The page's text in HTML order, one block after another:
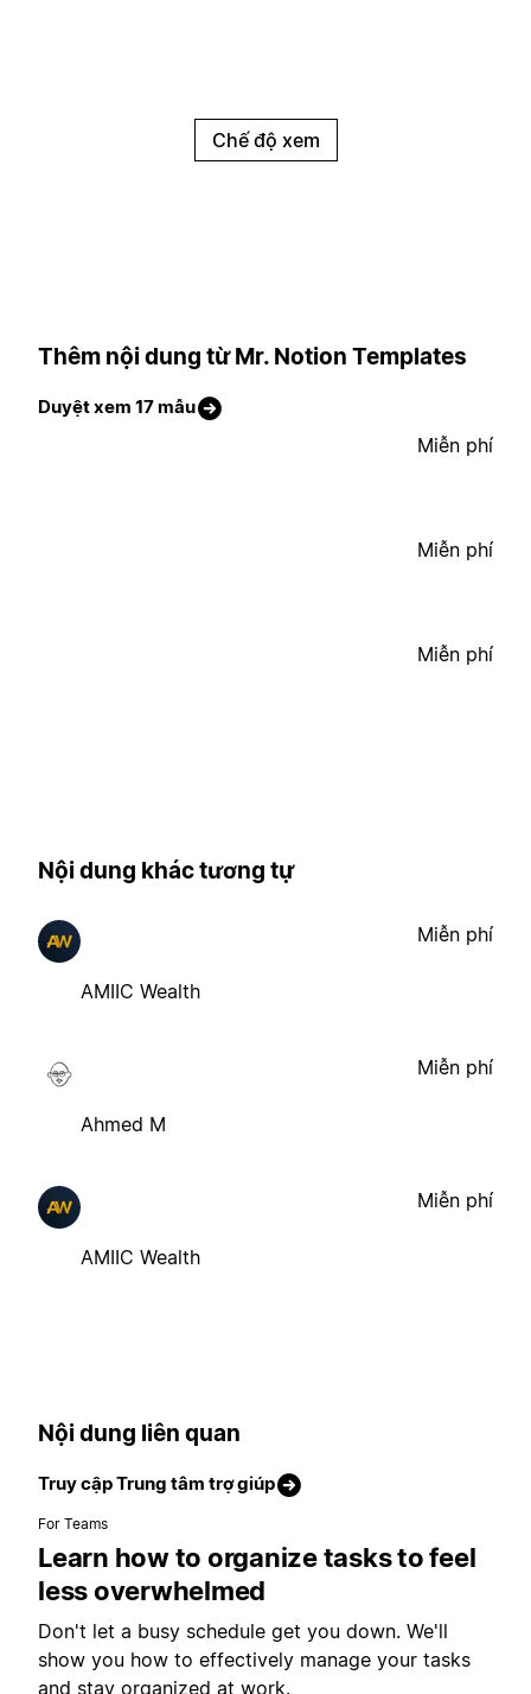
Chế độ xem
Thêm nội dung từ Mr. Notion Templates
Duyệt xem 17 mẫu
Miễn phí
Miễn phí
Miễn phí
Nội dung khác tương tự
AMIIC Wealth
Miễn phí
Ahmed M
Miễn phí
AMIIC Wealth
Miễn phí
Nội dung liên quan
Truy cập Trung tâm trợ giúp
For Teams
Learn how to organize tasks to feel
less overwhelmed
Don't let a busy schedule get you down. We'll
show you how to effectively manage your tasks
and stay organized at work.